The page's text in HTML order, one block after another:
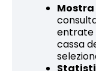
entrate
cassa